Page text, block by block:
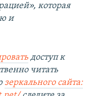
которая
и
доступ к
читать
зеркального сайта: